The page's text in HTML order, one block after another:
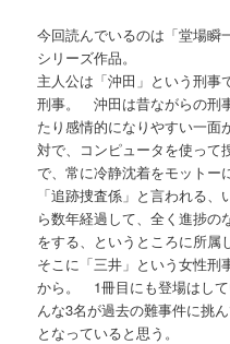
今回読んでいるのは「堂場瞬
シリーズ作品。
主人公は「沖田」という刑事
刑事。 沖田は昔ながらの刑
たり感情的になりやすい一
対で、コンピュータを使って
で、常に冷静沈着をモット
「追跡捜査係」と言われる
ら数年経過して、全く進捗
をする、というところに所属
そこに「三井」という女性刑
から。 1冊目にも登場はし
んな3名が過去の難事件に挑
となっていると思う。